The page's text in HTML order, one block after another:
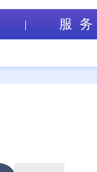
服 务